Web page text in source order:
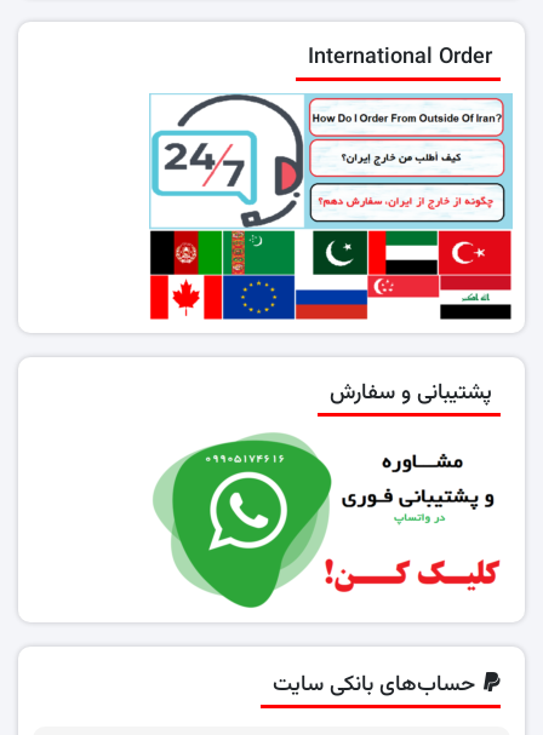
International Order
پشتیبانی و سفارش
حساب‌های بانکی سایت